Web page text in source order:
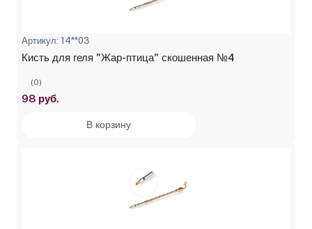
Артикул: 14**03
Кисть для геля "Жар-птица" скошенная №4
(0)
98 руб.
В корзину